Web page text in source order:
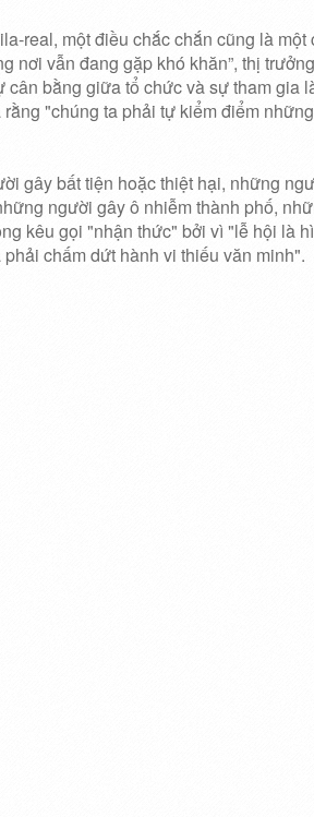
real, một điều chắc chắn cũng là một
nơi vẫn đang gặp khó khăn”, thị trưởng
bằng giữa tổ chức và sự tham gia
"chúng ta phải tự kiểm điểm
gây bất tiện hoặc thiệt hại, những
người gây ô nhiễm thành phố,
kêu gọi "nhận thức" bởi vì "lễ hội là
chấm dứt hành vi thiếu văn minh".